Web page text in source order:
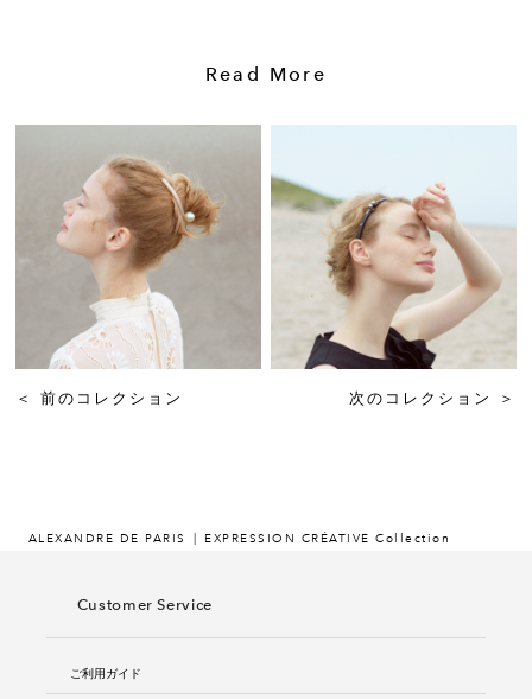
Read More
＜ 前のコレクション 次のコレクション ＞
ALEXANDRE DE PARIS EXPRESSION CRÉATIVE Collection
Customer Service
ご利用ガイド